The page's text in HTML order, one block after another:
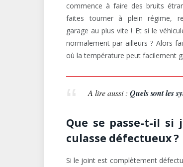
commence à faire des bruits
faites tourner à plein régime,
garage au plus vite ! Et si le
normalement par ailleurs ? Alors
où la température peut facilement
A lire aussi : Quels sont les
Que se passe-t-il si
culasse défectueux ?
Si le joint est complètement